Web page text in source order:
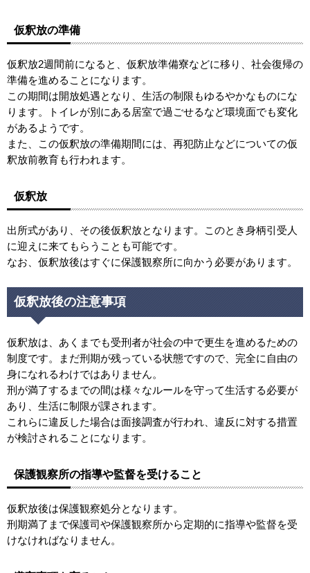
仮釈放の準備
仮釈放2週間前になると、仮釈放準備寮などに移り、社会復帰の
準備を進めることになります。
この期間は開放処遇となり、生活の制限もゆるやかなものにな
ります。トイレが別にある居室で過ごせるなど環境面でも変化
があるようです。
また、この仮釈放の準備期間には、再犯防止などについての仮
釈放前教育も行われます。
仮釈放
出所式があり、その後仮釈放となります。このとき身柄引受人
に迎えに来てもらうことも可能です。
なお、仮釈放後はすぐに保護観察所に向かう必要があります。
仮釈放後の注意事項
仮釈放は、あくまでも受刑者が社会の中で更生を進めるための
制度です。まだ刑期が残っている状態ですので、完全に自由の
身になれるわけではありません。
刑が満了するまでの間は様々なルールを守って生活する必要が
あり、生活に制限が課されます。
これらに違反した場合は面接調査が行われ、違反に対する措置
が検討されることになります。
保護観察所の指導や監督を受けること
仮釈放後は保護観察処分となります。
刑期満了まで保護司や保護観察所から定期的に指導や監督を受
けなければなりません。